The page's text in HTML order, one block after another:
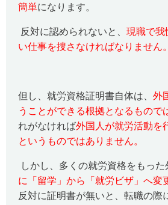
簡単になります。
反対に認められないと、 現職で我
い仕事を捜さなければなりません。
但し、就労資格証明書自体は、 外
うことができる根拠となるもので
れがなければ外国人が就労活動を
というものではありません。
しかし、多くの就労資格をもった
に「留学」から「就労ビザ」へ変
反対に証明書が無いと、転職の際